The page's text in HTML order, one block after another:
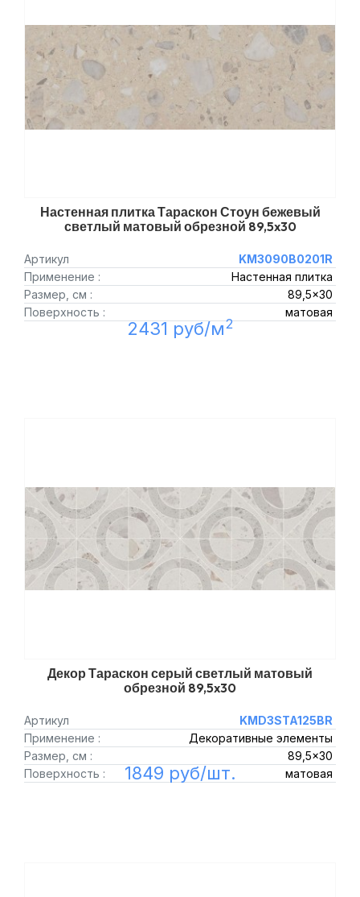
Настенная плитка Тараскон Стоун бежевый
светлый матовый обрезной 89,5x30
Артикул
KM3090B0201R
Применение :
Настенная плитка
Размер, см :
89,5x30
Поверхность :
матовая
2431 руб/м2
Декор Тараскон серый светлый матовый
обрезной 89,5x30
Артикул
KMD3STA125BR
Применение :
Декоративные элементы
Размер, см :
89,5x30
Поверхность :
матовая
1849 руб/шт.